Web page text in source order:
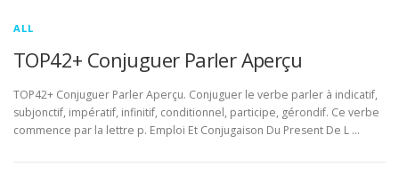
ALL
TOP42+ Conjuguer Parler Aperçu
TOP42+ Conjuguer Parler Aperçu. Conjuguer le verbe parler à indicatif,
subjonctif, impératif, infinitif, conditionnel, participe, gérondif. Ce verbe
commence par la lettre p. Emploi Et Conjugaison Du Present De L …